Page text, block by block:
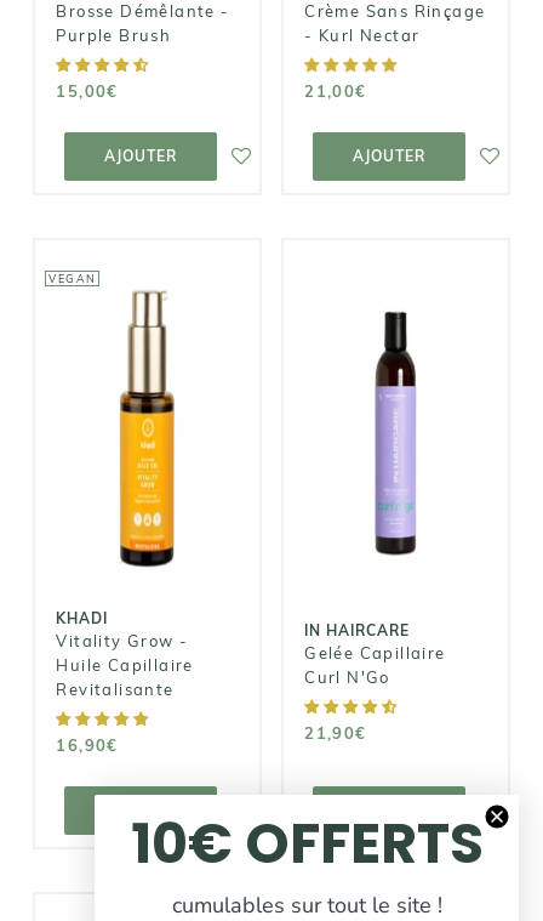
Brosse Démêlante -
Purple Brush
15,00€
AJOUTER
AJOUTER AU
PANIER
Crème Sans Rinçage
- Kurl Nectar
21,00€
AJOUTER
AJOUTER AU
PANIER
VEGAN
KHADI
Vitality Grow -
Huile Capillaire
Revitalisante
16,90€
KHADI
Vitality Grow -
Huile
Capillaire
Revitalisante
AJOUTER AU
PANIER
IN HAIRCARE
Gelée Capillaire
Curl N'Go
21,90€
IN HAIRCARE
Gelée
Capillaire Curl
N'Go
AJOUTER AU
10€ OFFERTS
cumulables sur tout le site !